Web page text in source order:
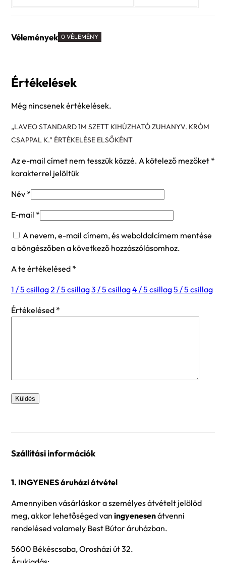
Vélemények 0 VÉLEMÉNY
Értékelések
Még nincsenek értékelések.
„LAVEO STANDARD 1M SZETT KIHÚZHATÓ ZUHANYV. KRÓM
CSAPPAL K.” ÉRTÉKELÉSE ELSŐKÉNT
Az e-mail címet nem tesszük közzé. A kötelező mezőket *
karakterrel jelöltük
Név *
E-mail *
A nevem, e-mail címem, és weboldalcímem mentése
a böngészőben a következő hozzászólásomhoz.
A te értékelésed *
1 / 5 csillag2 / 5 csillag3 / 5 csillag4 / 5 csillag5 / 5 csillag
Értékelésed *
Szállítási információk
1. INGYENES áruházi átvétel
Amennyiben vásárláskor a személyes átvételt jelölöd
meg, akkor lehetőséged van ingyenesenátvenni
rendelésed valamely Best Bútor áruházban.
5600 Békéscsaba, Orosházi út 32.